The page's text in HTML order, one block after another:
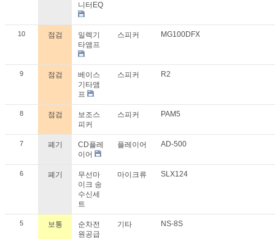
니터EQ
10 점검
일렉기
타앰프
스피커 MG100DFX
9 점검
베이스
기타앰
프
스피커 R2
8 점검
보조스
피커
스피커 PAM5
7 폐기
CD플레
이어
플레이어 AD-500
6 폐기
무선마
이크 송
수신세
트
마이크류 SLX124
5 보통
순차전
원공급
기타 NS-8S